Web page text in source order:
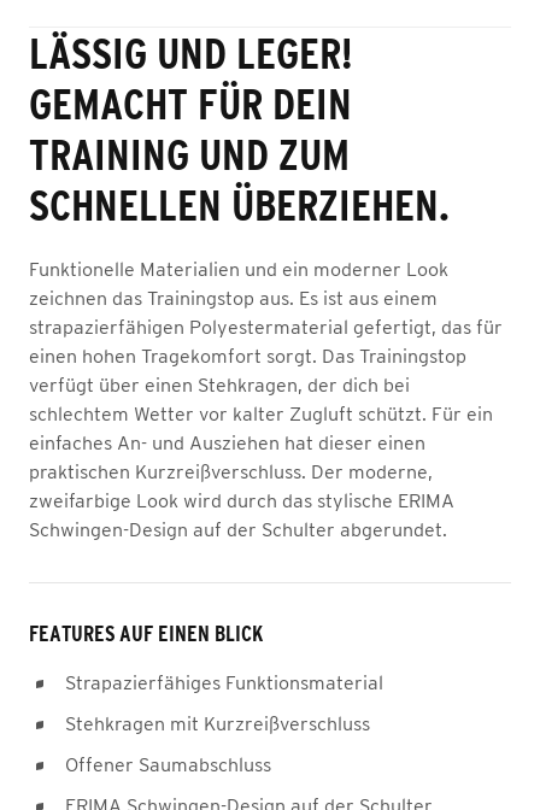
LÄSSIG UND LEGER!
GEMACHT FÜR DEIN
TRAINING UND ZUM
SCHNELLEN ÜBERZIEHEN.
Funktionelle Materialien und ein moderner Look
zeichnen das Trainingstop aus. Es ist aus einem
strapazierfähigen Polyestermaterial gefertigt, das für
einen hohen Tragekomfort sorgt. Das Trainingstop
verfügt über einen Stehkragen, der dich bei
schlechtem Wetter vor kalter Zugluft schützt. Für ein
einfaches An- und Ausziehen hat dieser einen
praktischen Kurzreißverschluss. Der moderne,
zweifarbige Look wird durch das stylische ERIMA
Schwingen-Design auf der Schulter abgerundet.
FEATURES AUF EINEN BLICK
Strapazierfähiges Funktionsmaterial
Stehkragen mit Kurzreißverschluss
Offener Saumabschluss
ERIMA Schwingen-Design auf der Schulter